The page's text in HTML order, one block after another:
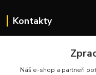
Kontakty
+420 732 915 376
Náš e-shop a partneři